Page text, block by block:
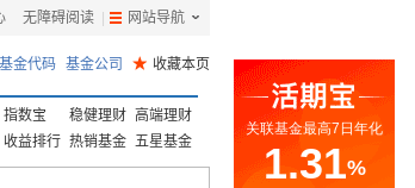
无障碍阅读 网站导航
基金代码 基金公司 ★ 收藏本页
指数宝 稳健理财 高端理财
收益排行 热销基金 五星基金